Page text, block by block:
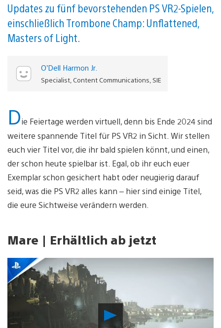
Updates zu fünf bevorstehenden PS VR2-Spielen,
einschließlich Trombone Champ: Unflattened,
Masters of Light.
O’Dell Harmon Jr.
Specialist, Content Communications, SIE
Die Feiertage werden virtuell, denn bis Ende 2024 sind
weitere spannende Titel für PS VR2 in Sicht. Wir stellen
euch vier Titel vor, die ihr bald spielen könnt, und einen,
der schon heute spielbar ist. Egal, ob ihr euch euer
Exemplar schon gesichert habt oder neugierig darauf
seid, was die PS VR2 alles kann – hier sind einige Titel,
die eure Sichtweise verändern werden.
Mare | Erhältlich ab jetzt
Video
abspielen